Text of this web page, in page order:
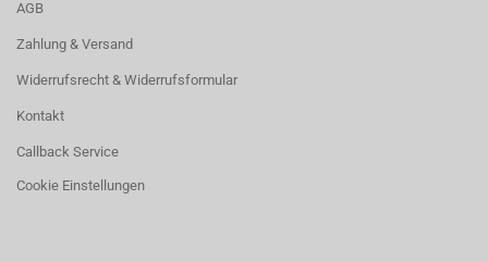
AGB
Zahlung & Versand
Widerrufsrecht & Widerrufsformular
Kontakt
Callback Service
Cookie Einstellungen